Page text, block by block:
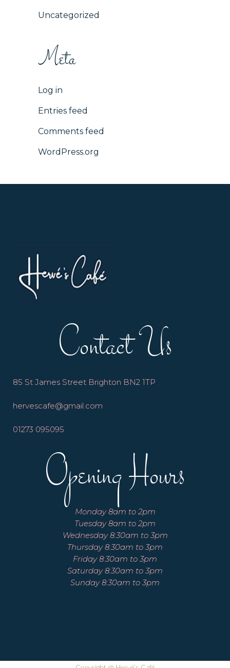
Uncategorized
Meta
Log in
Entries feed
Comments feed
WordPress.org
Contact Us
85 St James Street Brighton BN2 1TP
hervescafe@gmail.com
01273 095095
Opening Hours
Monday 8am to 2pm
Tuesday 8am to 2pm
Wednesday 8:30am to 3pm
Thursday 8:30am to 3pm
Friday 8:30am to 3pm
Saturday 8:30am to 3pm
Sunday 8:30am to 3pm